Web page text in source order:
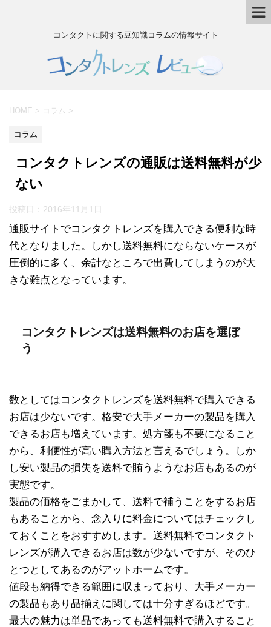
コンタクトに関する豆知識コラムの情報サイト
HOME > コラム >
コラム
コンタクトレンズの通販は送料無料が少
ない
投稿日： 2016年11月1日
通販サイトでコンタクトレンズを購入できる便利な時
代となりました。しかし送料無料にならないケースが
圧倒的に多く、余計なところで出費してしまうのが大
きな難点となっています。
コンタクトレンズは送料無料のお店を選ぼ
う
数としてはコンタクトレンズを送料無料で購入できる
お店は少ないです。格安で大手メーカーの製品を購入
できるお店も増えています。処方箋も不要になること
から、利便性が高い購入方法と言えるでしょう。しか
し安い製品の損失を送料で賄うようなお店もあるのが
実態です。
製品の価格をごまかして、送料で補うことをするお店
もあることから、念入りに料金についてはチェックし
ておくことをおすすめします。送料無料でコンタクト
レンズが購入できるお店は数が少ないですが、そのひ
とつとしてあるのがアットホームです。
値段も納得できる範囲に収まっており、大手メーカー
の製品もあり品揃えに関しては十分すぎるほどです。
最大の魅力は単品であっても送料無料で購入すること